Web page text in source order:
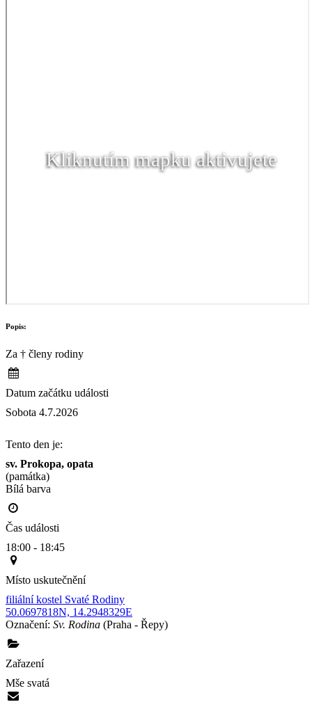
Kliknutím mapku aktivujete
Popis:
Za † členy rodiny
Datum začátku události
Sobota 4.7.2026
Tento den je:
sv. Prokopa, opata
(památka)
Bílá barva
Čas události
18:00 - 18:45
Místo uskutečnění
filiální kostel Svaté Rodiny
50.0697818N, 14.2948329E
Označení: Sv. Rodina (Praha - Řepy)
Zařazení
Mše svatá